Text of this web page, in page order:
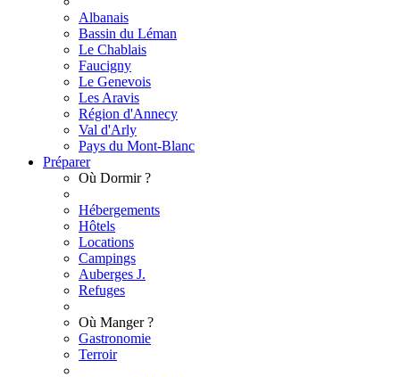
Albanais
Bassin du Léman
Le Chablais
Faucigny
Le Genevois
Les Aravis
Région d'Annecy
Val d'Arly
Pays du Mont-Blanc
Préparer
Où Dormir ?
Hébergements
Hôtels
Locations
Campings
Auberges J.
Refuges
Où Manger ?
Gastronomie
Terroir